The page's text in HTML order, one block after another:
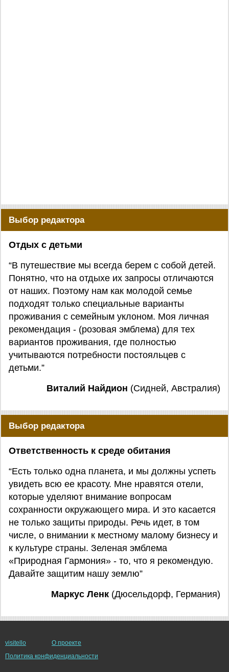
Выбор редактора
Отдых с детьми
“В путешествие мы всегда берем с собой детей.
Понятно, что на отдыхе их запросы отличаются
от наших. Поэтому нам как молодой семье
подходят только специальные варианты
проживания с семейным уклоном. Моя личная
рекомендация - (розовая эмблема) для тех
вариантов проживания, где полностью
учитываются потребности постояльцев с
детьми.”
Виталий Найдион (Сидней, Австралия)
Выбор редактора
Ответственность к среде обитания
“Есть только одна планета, и мы должны успеть
увидеть всю ее красоту. Мне нравятся отели,
которые уделяют внимание вопросам
сохранности окружающего мира. И это касается
не только защиты природы. Речь идет, в том
числе, о внимании к местному малому бизнесу и
к культуре страны. Зеленая эмблема
«Природная Гармония» - то, что я рекомендую.
Давайте защитим нашу землю”
Маркус Ленк (Дюсельдорф, Германия)
visitello
О проекте
Политика конфиденциальности